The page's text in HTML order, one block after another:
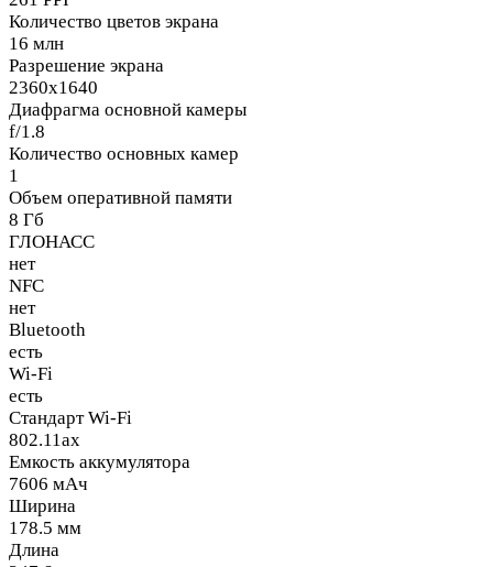
Количество цветов экрана
16 млн
Разрешение экрана
2360x1640
Диафрагма основной камеры
f/1.8
Количество основных камер
1
Объем оперативной памяти
8 Гб
ГЛОНАСС
нет
NFC
нет
Bluetooth
есть
Wi-Fi
есть
Стандарт Wi-Fi
802.11ax
Емкость аккумулятора
7606 мАч
Ширина
178.5 мм
Длина